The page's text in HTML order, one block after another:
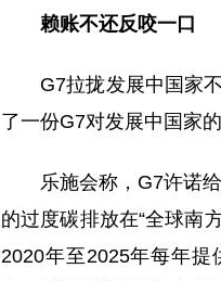
赖账不还反咬一口
G7拉拢发展中国家
了一份G7对发展中国家
乐施会称，G7许诺
的过度碳排放在“全球南
2020年至2025年每年